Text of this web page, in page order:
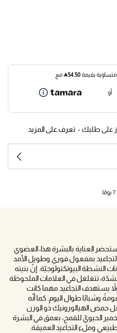
54.50
⃁ مع
أو
تعرف على المزيد
العناية بالبشرة هذا، العضوي
التجاعيد بمفعول فوري وطويل الأمد
النشطة البيوتكنولوجيّة. إنّ بنيته
تتغلغل في العلامات الملحوظة
يستهدف التجاعيد مهما كانت
وشبابًا طوال اليوم. كما أنّه
حمض الهيالورونيك ذو الوزن
الحيويّ للقمح، بعمق في البشرة
وملء التجاعيد العميقة.